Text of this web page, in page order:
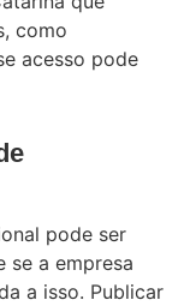
como
acesso pode
pode ser
se a empresa
a isso. Publicar